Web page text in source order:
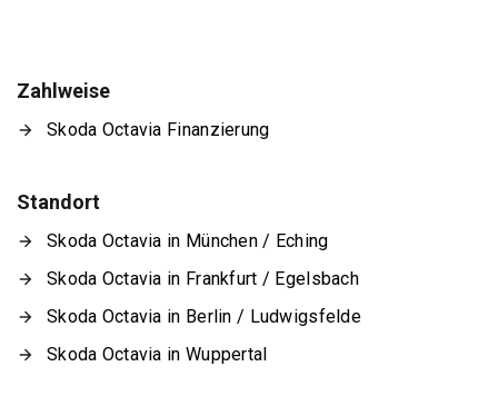
Zahlweise
Skoda Octavia Finanzierung
Standort
Skoda Octavia in München / Eching
Skoda Octavia in Frankfurt / Egelsbach
Skoda Octavia in Berlin / Ludwigsfelde
Skoda Octavia in Wuppertal